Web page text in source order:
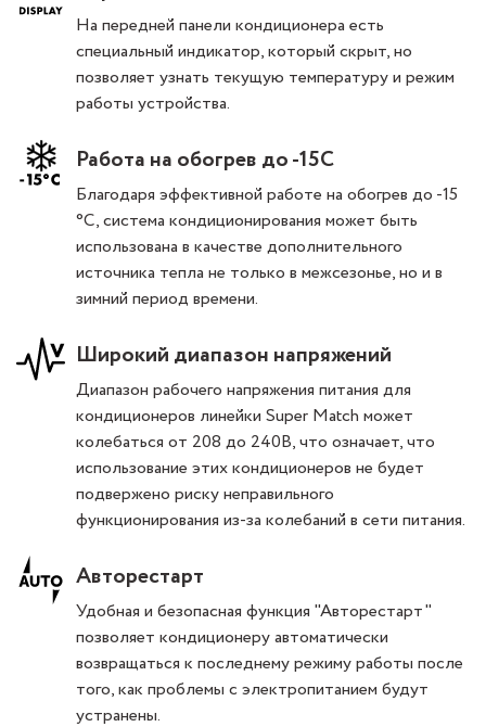
На передней панели кондиционера есть
специальный индикатор, который скрыт, но
позволяет узнать текущую температуру и режим
работы устройства.
Работа на обогрев до -15С
Благодаря эффективной работе на обогрев до -15
°С, система кондиционирования может быть
использована в качестве дополнительного
источника тепла не только в межсезонье, но и в
зимний период времени.
Широкий диапазон напряжений
Диапазон рабочего напряжения питания для
кондиционеров линейки Super Match может
колебаться от 208 до 240В, что означает, что
использование этих кондиционеров не будет
подвержено риску неправильного
функционирования из-за колебаний в сети питания.
Авторестарт
Удобная и безопасная функция "Авторестарт"
позволяет кондиционеру автоматически
возвращаться к последнему режиму работы после
того, как проблемы с электропитанием будут
устранены.